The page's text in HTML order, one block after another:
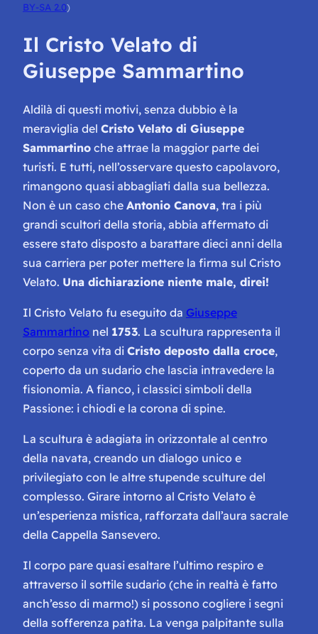
BY-SA 2.0)
Il Cristo Velato di
Giuseppe Sammartino
Aldilà di questi motivi, senza dubbio è la
meraviglia del Cristo Velato di Giuseppe
Sammartino che attrae la maggior parte dei
turisti. E tutti, nell’osservare questo capolavoro,
rimangono quasi abbagliati dalla sua bellezza.
Non è un caso che Antonio Canova, tra i più
grandi scultori della storia, abbia affermato di
essere stato disposto a barattare dieci anni della
sua carriera per poter mettere la firma sul Cristo
Velato. Una dichiarazione niente male, direi!
Il Cristo Velato fu eseguito da Giuseppe
Sammartino nel 1753. La scultura rappresenta il
corpo senza vita di Cristo deposto dalla croce,
coperto da un sudario che lascia intravedere la
fisionomia. A fianco, i classici simboli della
Passione: i chiodi e la corona di spine.
La scultura è adagiata in orizzontale al centro
della navata, creando un dialogo unico e
privilegiato con le altre stupende sculture del
complesso. Girare intorno al Cristo Velato è
un’esperienza mistica, rafforzata dall’aura sacrale
della Cappella Sansevero.
Il corpo pare quasi esaltare l’ultimo respiro e
attraverso il sottile sudario (che in realtà è fatto
anch’esso di marmo!) si possono cogliere i segni
della sofferenza patita. La venga palpitante sulla